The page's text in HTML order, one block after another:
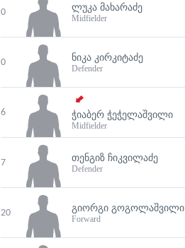
0 ᲚᲣᲙᲐ ᲛᲐᲮᲐᲠᲐᲫᲔ
Midfielder
0 ᲜᲘᲙᲐ ᲙᲘᲠᲙᲘᲢᲐᲫᲔ
Defender
6 ᲭᲘᲐᲑᲔᲠ ᲭᲔᲭᲔᲚᲐᲨᲕᲘᲚᲘ
Midfielder
7 ᲗᲔᲜᲒᲘᲖ ᲩᲘᲙᲕᲘᲚᲐᲫᲔ
Defender
20 ᲒᲘᲝᲠᲒᲘ ᲒᲝᲒᲝᲚᲐᲨᲕᲘᲚᲘ
Forward